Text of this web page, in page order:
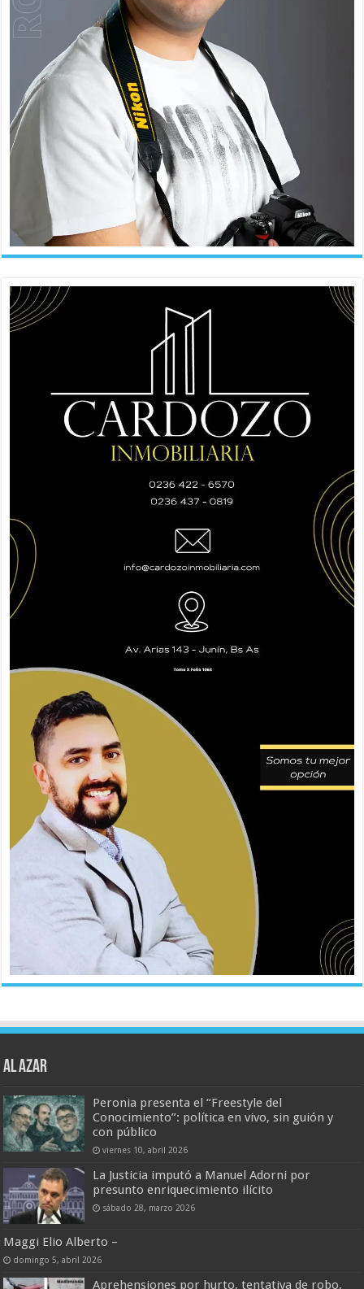
AL AZAR
Peronia presenta el “Freestyle del
Conocimiento”: política en vivo, sin guión y
con público
viernes 10, abril 2026
La Justicia imputó a Manuel Adorni por
presunto enriquecimiento ilícito
sábado 28, marzo 2026
Maggi Elio Alberto –
domingo 5, abril 2026
Aprehensiones por hurto, tentativa de robo,